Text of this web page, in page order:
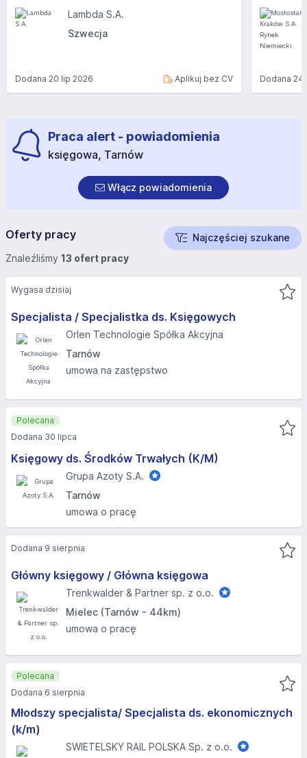
Lambda S.A.
Szwecja
Dodana 20 lip 2026 Aplikuj bez CV Dodana24
Praca alert - powiadomienia
księgowa, Tarnów
Włącz powiadomienia
Oferty pracy
Najczęściej szukane
Znaleźliśmy 13 ofert pracy
Specjalista / Specjalistka ds. Księgowych
Orlen Technologie Spółka Akcyjna
Tarnów
umowa na zastępstwo
Wygasa dzisiaj
Księgowy ds. Środków Trwałych (K/M)
Grupa Azoty S.A.
Tarnów
umowa o pracę
Polecana
Dodana 30 lipca
Główny księgowy / Główna księgowa
Trenkwalder & Partner sp. z o.o.
Mielec (Tarnów - 44km)
umowa o pracę
Dodana 9 sierpnia
Młodszy specjalista/ Specjalista ds. ekonomicznych
(k/m)
SWIETELSKY RAIL POLSKA Sp. z o.o.
Polecana
Dodana 6 sierpnia